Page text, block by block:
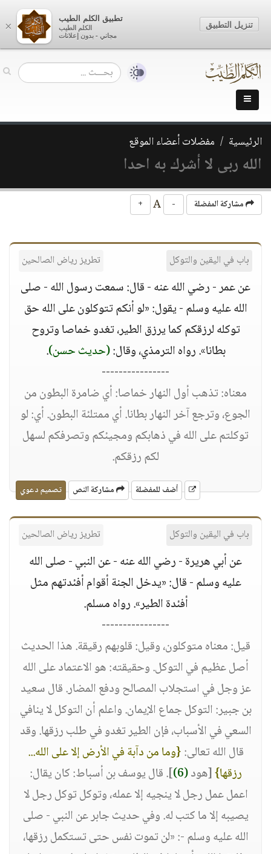
الرئيسية مفضلات أعضاء الموقع
الله ربى لا أشرك به احدا
مشاركة المفضلة -
+
باب في اليقين والتوكل تطريز رياض الصالحين
عن عمر - رضي الله عنه - قال: سمعت رسول الله - صلى
الله عليه وسلم - يقول: «لو أنكم تتوكلون على الله حق
توكله لرزقكم كما يرزق الطير، تغدو خماصا وتروح
بطانا». رواه الترمذي، وقال:(حديث حسن).
----------------
معناه: تذهب أول النهار خماصا: أي ضامرة البطون من
الجوع، وترجع آخر النهار بطانا. أي ممتلئة البطون. أي: لو
توكلتم على الله في ذهابكم ومجيئكم وتصرفكم لسهل
لكم رزقكم.
أضف للمفضلة مشاركة النص تصميم دعوي
باب في اليقين والتوكل تطريز رياض الصالحين
عن أبي هريرة - رضي الله عنه - عن النبي - صلى الله
عليه وسلم - قال: «يدخل الجنة أقوام أفئدتهم مثل
أفئدة الطير». رواه مسلم.
----------------
قيل: معناه متوكلون، وقيل: قلوبهم رقيقة. هذا الحديث
أصل عظيم في التوكل. وحقيقته: هو الاعتماد على الله
عز وجل في استجلاب المصالح ودفع المضار. قال سعيد
بن جبير: التوكل جماع الإيمان. واعلم أن التوكل لا ينافي
السعي في الأسباب، فإن الطير تغدو في طلب رزقها. وقد
قال الله تعالى:{وما من دآبة في الأرض إلا على الله...
رزقها}[هود(6) ]. قال يوسف بن أسباط: كان يقال:
اعمل عمل رجل لا ينجيه إلا عمله، وتوكل توكل رجل لا
يصيبه إلا ما كتب له. وفي حديث جابر عن النبي - صلى
الله عليه وسلم -: «لن تموت نفس حتى تستكمل رزقها،
×
تطبيق الكلم الطيب
الكلم الطيب
مجاني - بدون إعلانات
تنزيل التطبيق